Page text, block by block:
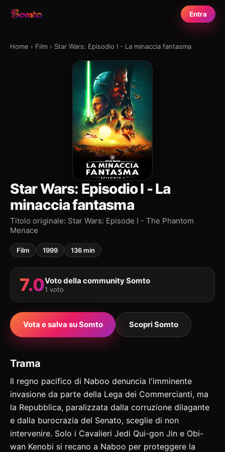
Entra
Home › Film › Star Wars: Episodio I - La minaccia fantasma
Star Wars: Episodio I - La
minaccia fantasma
Titolo originale: Star Wars: Episode I - The Phantom
Menace
Film 1999 136 min
7.0Voto della community Somto
1 voto
Vota e salva su Somto Scopri Somto
Trama
Il regno pacifico di Naboo denuncia l'imminente
invasione da parte della Lega dei Commercianti, ma
la Repubblica, paralizzata dalla corruzione dilagante
e dalla burocrazia del Senato, sceglie di non
intervenire. Solo i Cavalieri Jedi Qui-gon Jin e Obi-
wan Kenobi si recano a Naboo per proteggere la